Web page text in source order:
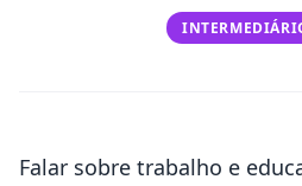
Falar sobre trabalho e